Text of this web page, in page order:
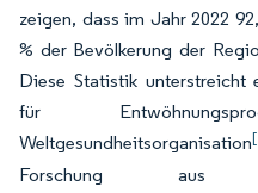
zeigen, dass im Jahr 2022
% der Bevölkerung der
Diese Statistik unterstreicht
für
Weltgesundheitsorganisation
Forschung aus